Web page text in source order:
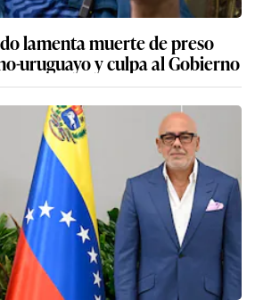
lamenta muerte de preso
uruguayo y culpa al Gobierno